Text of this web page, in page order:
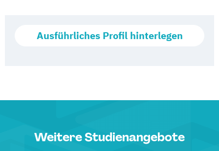
Ausführliches Profil hinterlegen
Weitere Studienangebote